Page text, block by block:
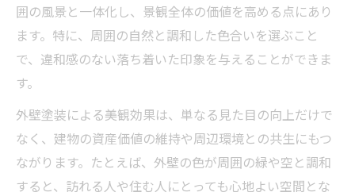
囲の風景と一体化し、景観全体の価値を高める点にあり
ます。特に、周囲の自然と調和した色合いを選ぶこと
で、違和感のない落ち着いた印象を与えることができま
す。
外壁塗装による美観効果は、単なる見た目の向上だけで
なく、建物の資産価値の維持や周辺環境との共生にもつ
ながります。たとえば、外壁の色が周囲の緑や空と調和
すると、訪れる人や住む人にとっても心地よい空間とな